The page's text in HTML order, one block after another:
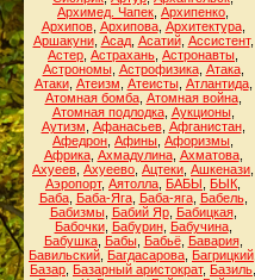
Архимед. Чапек Архипенко
Архипов, Архипова, Архитектура,
Аршакуни, Асад, Асатий, Ассистент,
Астер Астрахань Астронавты
Астрономы, Астрофизика, Атака,
Атаки, Атеизм Атеисты, Атлантида,
Атомная бомба, Атомная война,
Атомная подлодка, Аукционы,
Аутизм Афанасьев, Афганистан,
Афедрон Афины Афоризмы
Африка, Ахмадулина, Ахматова,
Ахуеев Ахуеево Ацтеки Ашкенази
Аэропорт, Аятолла БАБЫ БЫК
Баба, Баба-Яга, Баба-яга, Бабель,
Бабизмы, Бабий Яр, Бабицкая,
Бабочки, Бабурин, Бабучина,
Бабушка, Бабы, Бабьё, Бавария,
Бавильский Багдасарова Багрицкий
Базар Базарный аристократ, Базиль